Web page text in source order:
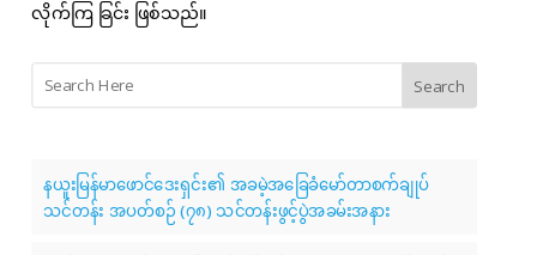
လိုက်ကြ ခြင်း ဖြစ်သည်။
Search
နယူးမြန်မာဖောင်ဒေးရှင်း၏ အခမဲ့အခြေခံမော်တာစက်ချုပ်
သင်တန်း အပတ်စဉ် (၇၈) သင်တန်းဖွင့်ပွဲအခမ်းအနား